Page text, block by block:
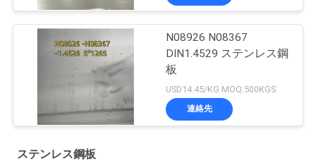
N08926 N08367
DIN1.4529 ステンレス鋼
板
USD14.45/KG MOQ:500KGS
連絡先
ステンレス鋼板